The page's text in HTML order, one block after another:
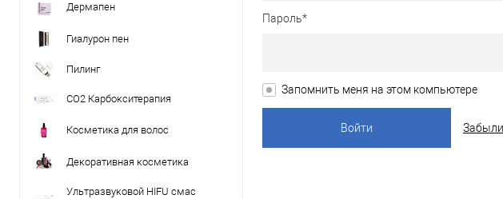
Дермапен
Гиалурон пен
Пилинг
CO2 Карбокситерапия
Косметика для волос
Декоративная косметика
Ультразвуковой HIFU смас
Пароль*
Запомнить меня на этом компьютере